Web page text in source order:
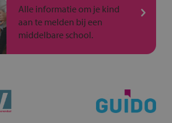
Alle informatie om je kind
aan te melden bij een
middelbare school.